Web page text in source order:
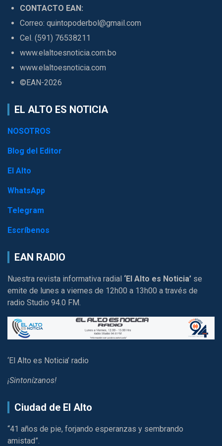
CONTACTO EAN:
Correo: quintopoderbol@gmail.com
Cel. (591) 76538211
www.elaltoesnoticia.com.bo
www.elaltoesnoticia.com
©EAN-2026
EL ALTO ES NOTICIA
NOSOTROS
Blog del Editor
El Alto
WhatsApp
Telegram
Escríbenos
EAN RADIO
Nuestra revista informativa radial ‘El Alto es Noticia’ se
emite de lunes a viernes de 12h00 a 13h00 a través de
radio Studio 94.0 FM.
‘El Alto es Noticia’ radio
¡Sintonízanos!
Ciudad de El Alto
“41 años de pie, forjando esperanzas y sembrando
amistad”.